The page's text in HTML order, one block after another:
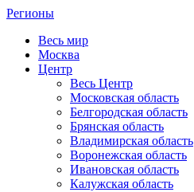
Регионы
Весь мир
Москва
Центр
Весь Центр
Московская область
Белгородская область
Брянская область
Владимирская область
Воронежская область
Ивановская область
Калужская область